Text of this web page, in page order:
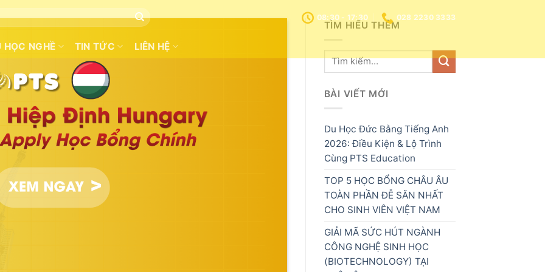
08:30 - 17:30 028 2230 3333
HỌC NGHỀ TIN TỨC LIÊN HỆ
TÌM HIỂU THÊM
BÀI VIẾT MỚI
Du Học Đức Bằng Tiếng Anh
2026: Điều Kiện & Lộ Trình
Cùng PTS Education
TOP 5 HỌC BỔNG CHÂU ÂU
TOÀN PHẦN ĐỄ SĂN NHẤT
CHO SINH VIÊN VIỆT NAM
GIẢI MÃ SỨC HÚT NGÀNH
CÔNG NGHỆ SINH HỌC
(BIOTECHNOLOGY) TẠI